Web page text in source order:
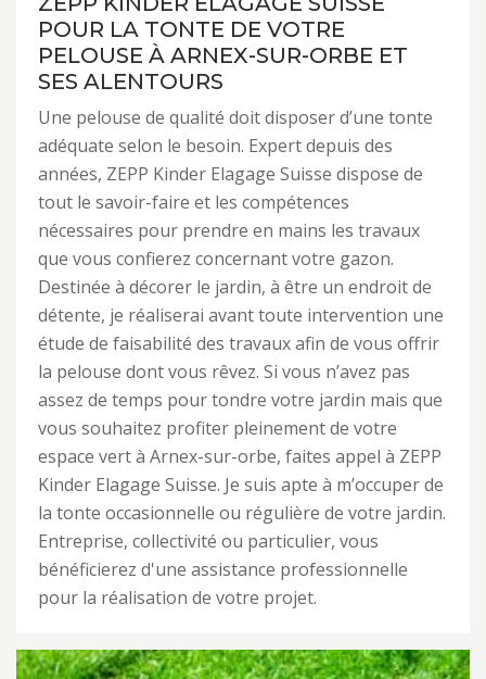
POUR LA TONTE DE VOTRE
PELOUSE À ARNEX-SUR-ORBE ET
SES ALENTOURS
Une pelouse de qualité doit disposer d’une tonte
adéquate selon le besoin. Expert depuis des
années, ZEPP Kinder Elagage Suisse dispose de
tout le savoir-faire et les compétences
nécessaires pour prendre en mains les travaux
que vous confierez concernant votre gazon.
Destinée à décorer le jardin, à être un endroit de
détente, je réaliserai avant toute intervention une
étude de faisabilité des travaux afin de vous offrir
la pelouse dont vous rêvez. Si vous n’avez pas
assez de temps pour tondre votre jardin mais que
vous souhaitez profiter pleinement de votre
espace vert à Arnex-sur-orbe, faites appel à ZEPP
Kinder Elagage Suisse. Je suis apte à m’occuper de
la tonte occasionnelle ou régulière de votre jardin.
Entreprise, collectivité ou particulier, vous
bénéficierez d'une assistance professionnelle
pour la réalisation de votre projet.